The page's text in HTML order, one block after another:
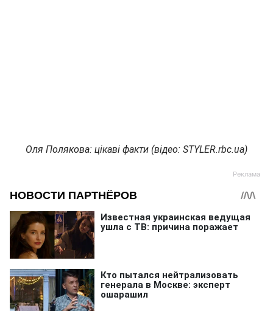
Оля Полякова: цікаві факти (відео: STYLER.rbc.ua)